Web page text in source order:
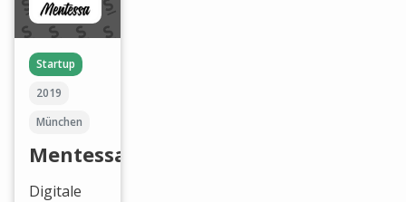
Startup
2019
München
Mentessa
Digitale